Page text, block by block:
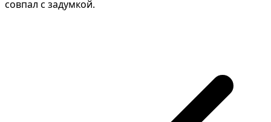
совпал с задумкой.